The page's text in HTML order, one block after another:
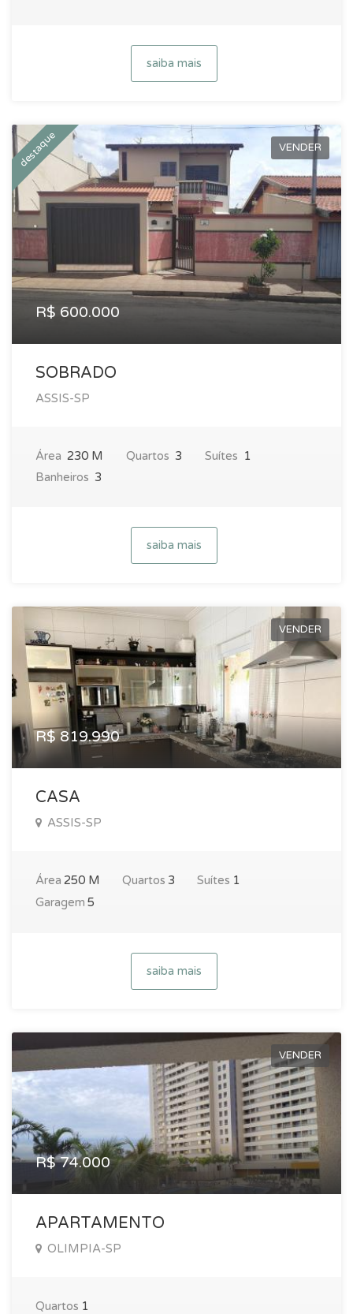
saiba mais
destaque VENDER
R$ 600.000
SOBRADO
ASSIS-SP
Área 230 M Quartos 3 Suítes 1
Banheiros 3
saiba mais
VENDER
R$ 819.990
CASA
ASSIS-SP
Área 250 M Quartos 3 Suítes 1
Garagem 5
saiba mais
VENDER
R$ 74.000
APARTAMENTO
OLIMPIA-SP
Quartos 1